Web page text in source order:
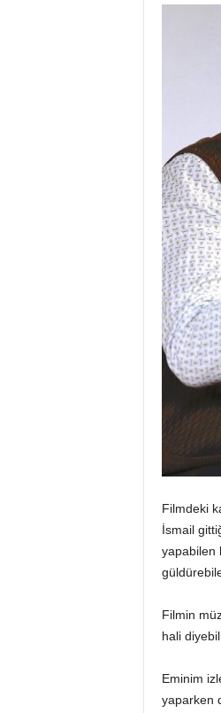
Filmdeki
İsmail
yapabilen
Filmin
hali
Eminim
yaparken